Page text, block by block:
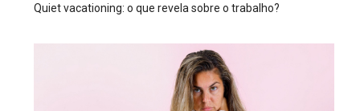
Quiet vacationing: o que revela sobre o trabalho?